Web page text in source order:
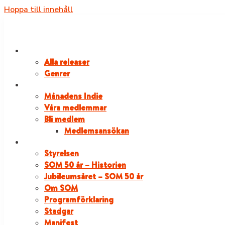
Hoppa till innehåll
Alla releaser
Genrer
Månadens Indie
Våra medlemmar
Bli medlem
Medlemsansökan
Styrelsen
SOM 50 år – Historien
Jubileumsåret – SOM 50 år
Om SOM
Programförklaring
Stadgar
Manifest